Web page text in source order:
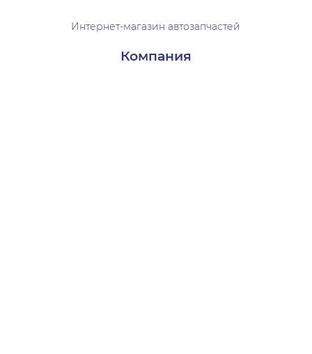
Интернет-магазин автозапчастей
Компания